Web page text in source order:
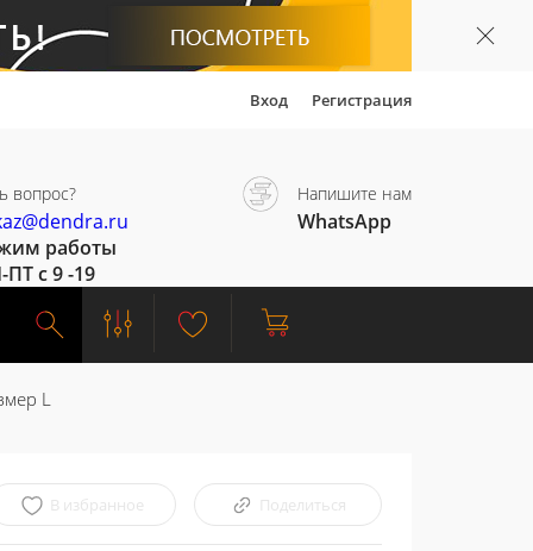
Вход Регистрация
вопрос?
работы
с 9 -19
Напишите нам
WhatsApp
L
В избранное Поделиться